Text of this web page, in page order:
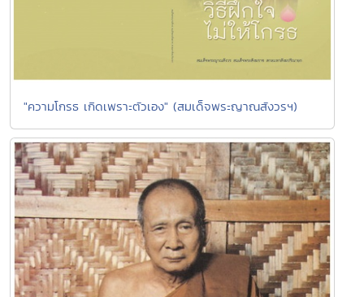
"ความโกรธ เกิดเพราะตัวเอง" (สมเด็จพระญาณสังวรฯ)